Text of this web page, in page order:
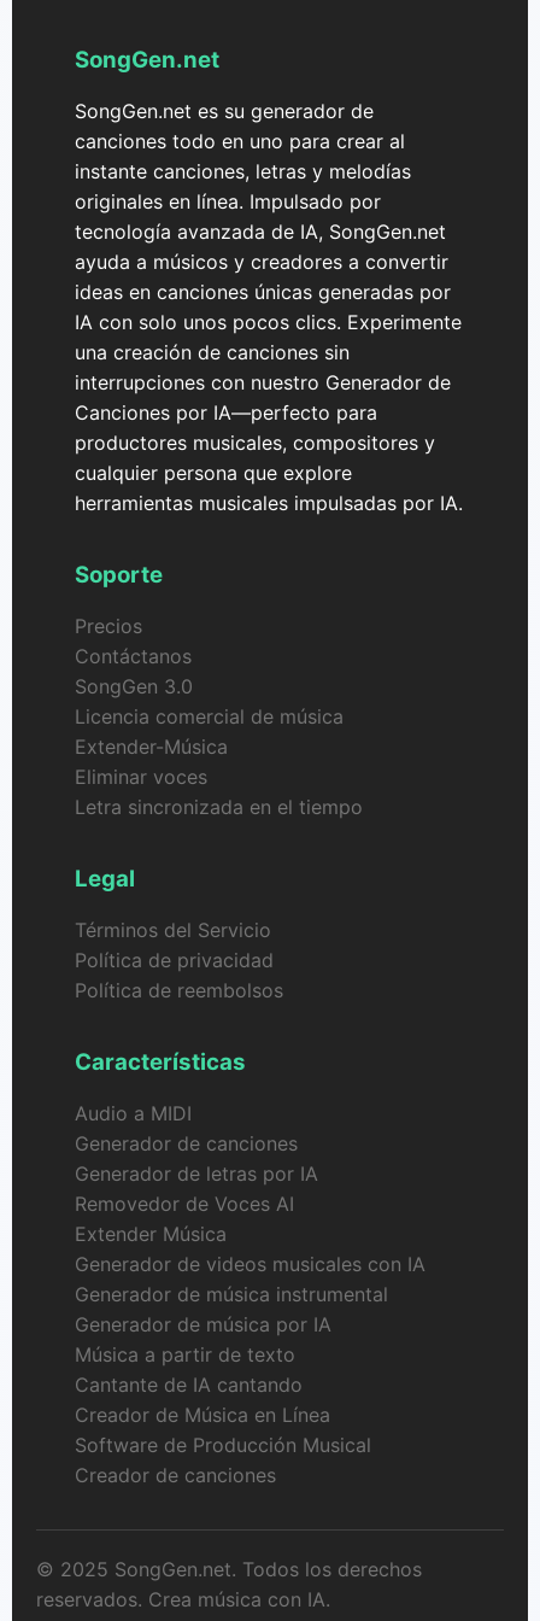
dondequiera que la necesites.
SongGen.net
SongGen.net es su generador de
canciones todo en uno para crear al
instante canciones, letras y melodías
originales en línea. Impulsado por
tecnología avanzada de IA, SongGen.net
ayuda a músicos y creadores a convertir
ideas en canciones únicas generadas por
IA con solo unos pocos clics. Experimente
una creación de canciones sin
interrupciones con nuestro Generador de
Canciones por IA—perfecto para
productores musicales, compositores y
cualquier persona que explore
herramientas musicales impulsadas por IA.
Soporte
Precios
Contáctanos
SongGen 3.0
Licencia comercial de música
Extender-Música
Eliminar voces
Letra sincronizada en el tiempo
Legal
Términos del Servicio
Política de privacidad
Política de reembolsos
Características
Audio a MIDI
Generador de canciones
Generador de letras por IA
Removedor de Voces AI
Extender Música
Generador de videos musicales con IA
Generador de música instrumental
Generador de música por IA
Música a partir de texto
Cantante de IA cantando
Creador de Música en Línea
Software de Producción Musical
Creador de canciones
© 2025 SongGen.net. Todos los derechos
reservados. Crea música con IA.